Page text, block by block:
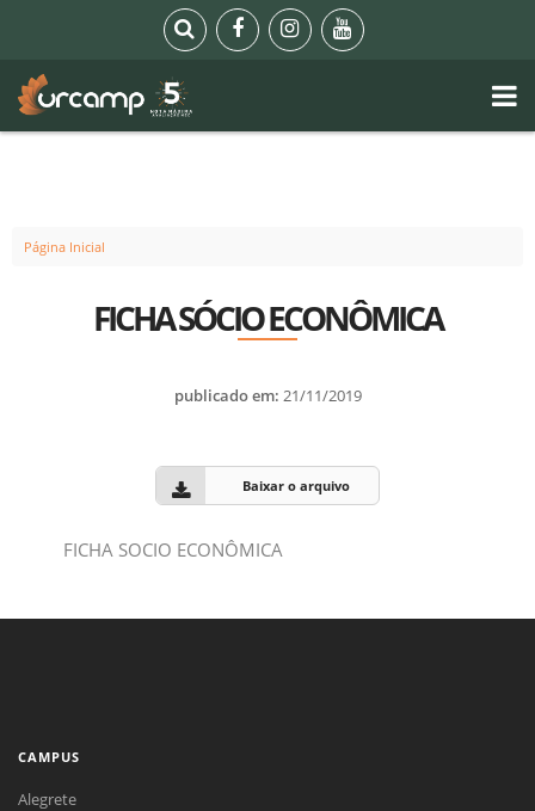
Página Inicial
FICHA SÓCIO ECONÔMICA
publicado em: 21/11/2019
Baixar o arquivo
FICHA SOCIO ECONÔMICA
CAMPUS
Alegrete